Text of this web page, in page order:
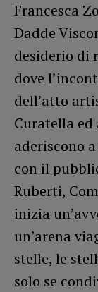
Francesca
Dadde
desiderio di
dove
dell’atto
Curatella
aderiscono
con il
Ruberti,
inizia
un’arena
stelle, le
solo se